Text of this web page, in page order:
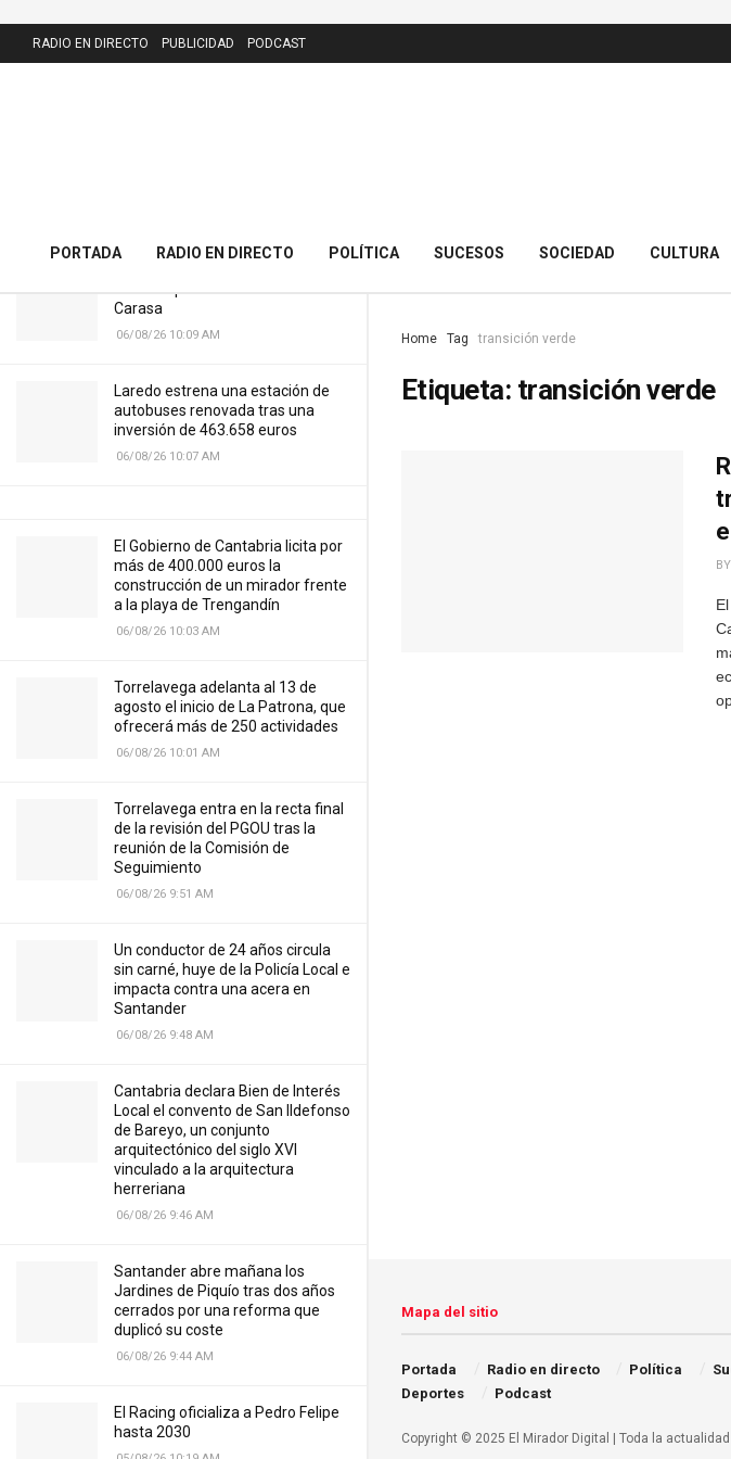
Carasa
06/08/26 10:09 AM
Laredo estrena una estación de
autobuses renovada tras una
inversión de 463.658 euros
06/08/26 10:07 AM
El Gobierno de Cantabria licita por
más de 400.000 euros la
construcción de un mirador frente
a la playa de Trengandín
06/08/26 10:03 AM
Torrelavega adelanta al 13 de
agosto el inicio de La Patrona, que
ofrecerá más de 250 actividades
06/08/26 10:01 AM
Torrelavega entra en la recta final
de la revisión del PGOU tras la
reunión de la Comisión de
Seguimiento
06/08/26 9:51 AM
Un conductor de 24 años circula
sin carné, huye de la Policía Local e
impacta contra una acera en
Santander
06/08/26 9:48 AM
Cantabria declara Bien de Interés
Local el convento de San Ildefonso
de Bareyo, un conjunto
arquitectónico del siglo XVI
vinculado a la arquitectura
herreriana
06/08/26 9:46 AM
Santander abre mañana los
Jardines de Piquío tras dos años
cerrados por una reforma que
duplicó su coste
06/08/26 9:44 AM
El Racing oficializa a Pedro Felipe
hasta 2030
RADIO EN DIRECTO PUBLICIDAD PODCAST
PORTADA RADIO EN DIRECTO POLÍTICA SUCESOS SOCIEDAD CULTURA
Home Tag transición verde
Etiqueta: transición verde
BY
Copyright © 2025 El Mirador Digital | Toda la
Mapa del sitio
Portada Radio en directo Política
Deportes
Podcast